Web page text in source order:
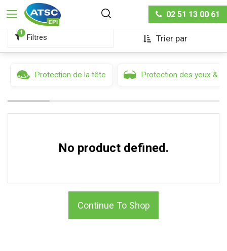
02 51 13 00 61
Hygiène & sécurité Masques de protection
1
Filtres Trier par
Protection de la tête Protection des yeux &
No product defined.
Continue To Shop